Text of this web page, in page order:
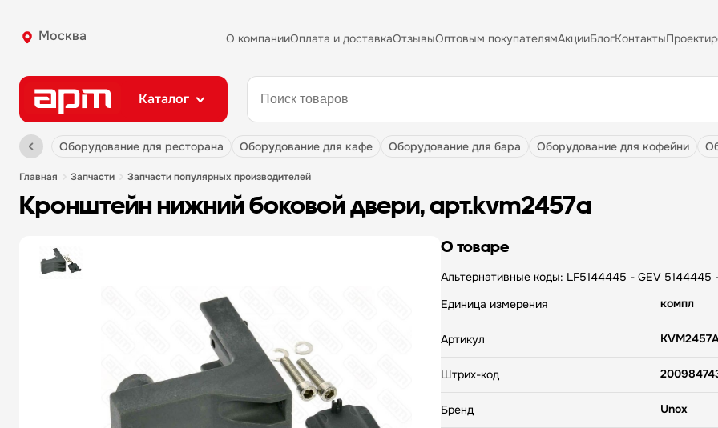
Москва О компанииОплата и доставкаОтзывыОптовым покупателямАкцииБлогКонтакты
Каталог
оборудование для ресторана оборудование для кафе оборудование для бара оборудование для кофейни
главная запчасти запчасти популярных производителей
кронштейн нижний боковой двери, арт.kvm2457a
О товаре
Альтернативные коды: LF5144445 - GEV 5144445
Единица измерения
компл
Артикул
Штрих-код
Бренд Unox